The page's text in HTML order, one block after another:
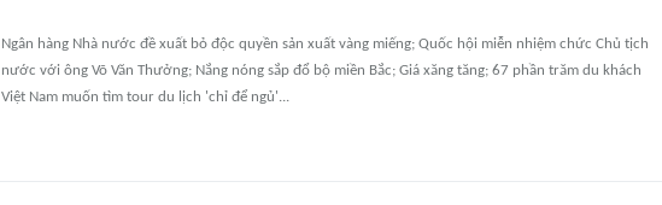
Ngân hàng Nhà nước đề xuất bỏ độc quyền sản xuất vàng miếng; Quốc hội miễn nhiệm chức Chủ tịch
nước với ông Võ Văn Thưởng; Nắng nóng sắp đổ bộ miền Bắc; Giá xăng tăng; 67 phần trăm du khách
Việt Nam muốn tìm tour du lịch 'chỉ để ngủ'...